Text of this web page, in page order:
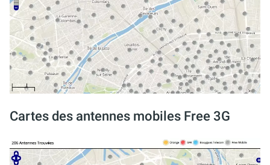
Cartes des antennes mobiles Free 3G